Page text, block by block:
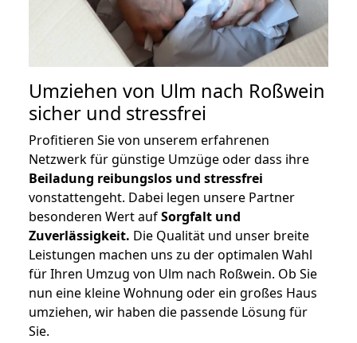
Umziehen von Ulm nach Roßwein
sicher und stressfrei
Profitieren Sie von unserem erfahrenen
Netzwerk für günstige Umzüge oder dass ihre
Beiladung reibungslos und stressfrei
vonstattengeht. Dabei legen unsere Partner
besonderen Wert aufSorgfalt und
Zuverlässigkeit. Die Qualität und unser breite
Leistungen machen uns zu der optimalen Wahl
für Ihren Umzug von Ulm nach Roßwein. Ob Sie
nun eine kleine Wohnung oder ein großes Haus
umziehen, wir haben die passende Lösung für
Sie.